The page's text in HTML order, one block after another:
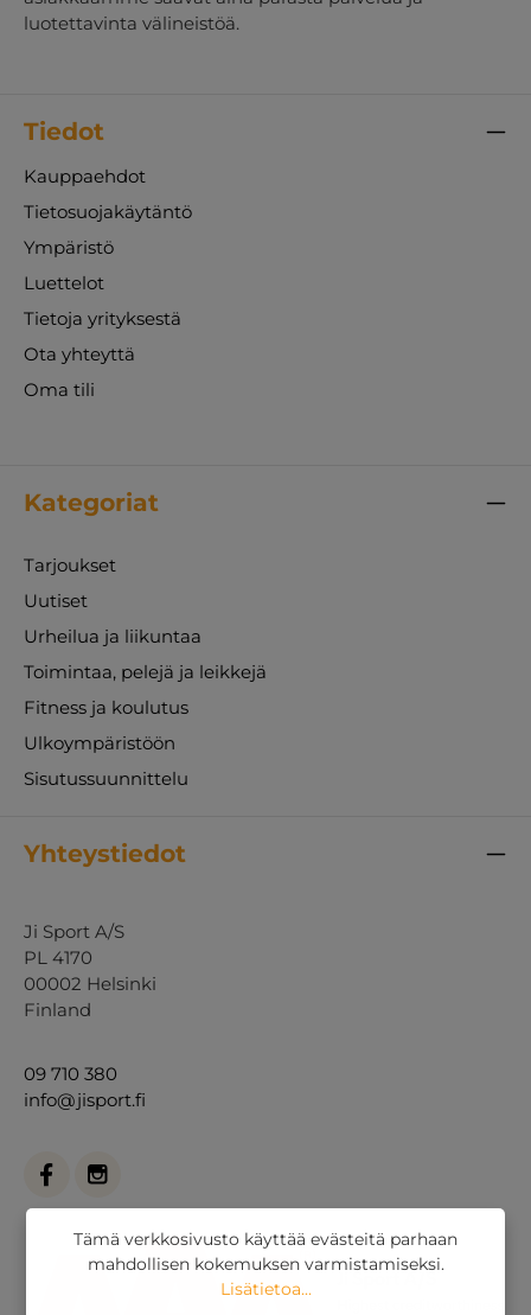
luotettavinta välineistöä.
Tiedot
Kauppaehdot
Tietosuojakäytäntö
Ympäristö
Luettelot
Tietoja yrityksestä
Ota yhteyttä
Oma tili
Kategoriat
Tarjoukset
Uutiset
Urheilua ja liikuntaa
Toimintaa, pelejä ja leikkejä
Fitness ja koulutus
Ulkoympäristöön
Sisutussuunnittelu
Yhteystiedot
Ji Sport A/S
PL 4170
00002 Helsinki
Finland
09 710 380
info@jisport.fi
Tämä verkkosivusto käyttää evästeitä parhaan
mahdollisen kokemuksen varmistamiseksi.
Lisätietoa...